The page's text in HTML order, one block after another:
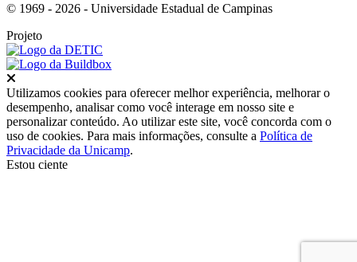
© 1969 - 2026 - Universidade Estadual de Campinas
Projeto
Utilizamos cookies para oferecer melhor experiência, melhorar o
desempenho, analisar como você interage em nosso site e
personalizar conteúdo. Ao utilizar este site, você concorda com o
uso de cookies. Para mais informações, consulte a Política de
Privacidade da Unicamp.
Estou ciente